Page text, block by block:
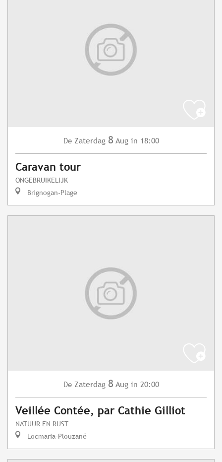
De Zaterdag 8 Aug in 18:00
Caravan tour
ONGEBRUIKELIJK
Brignogan-Plage
De Zaterdag 8 Aug in 20:00
Veillée Contée, par Cathie Gilliot
NATUUR EN RUST
Locmaria-Plouzané